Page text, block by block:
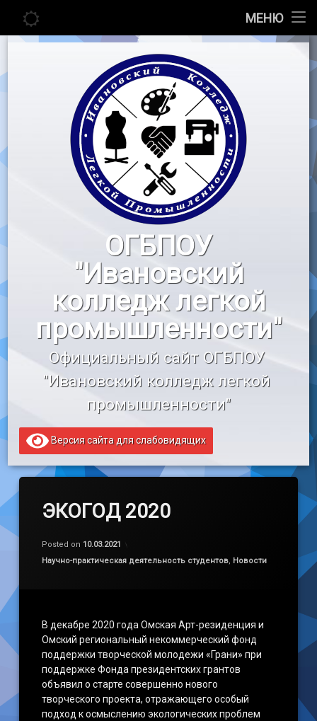
МЕНЮ
Главная
Педагогу
Воспитательная работа
«Профессионалы»
«Профессионалитет»
Образовательный кредит
Перейти
содержимому
ОГБПОУ
"Ивановский
колледж легкой
промышленности"
Официальный сайт ОГБПОУ
"Ивановский колледж легкой
промышленности"
Версия сайта для слабовидящих
ЭКОГОД 2020
Posted on 10.03.2021
Категории:
Научно-практическая деятельность студентов, Новости
В декабре 2020 года Омская Арт-резиденция и
Омский региональный некоммерческий фонд
поддержки творческой молодежи «Грани» при
поддержке Фонда президентских грантов
объявил о старте совершенно нового
творческого проекта, отражающего особый
подход к осмыслению экологических проблем